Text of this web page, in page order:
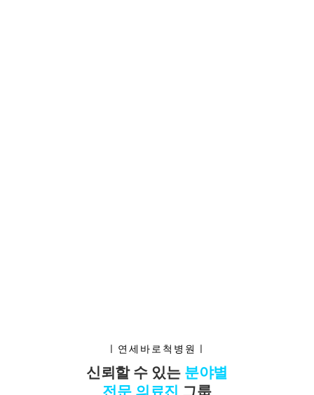
ㅣ연세바로척병원ㅣ
신뢰할 수 있는 분야별
전문 의료진 그룹